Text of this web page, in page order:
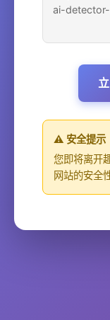
ai-
⚠️ 安全提示
您即将离开
网站的安全